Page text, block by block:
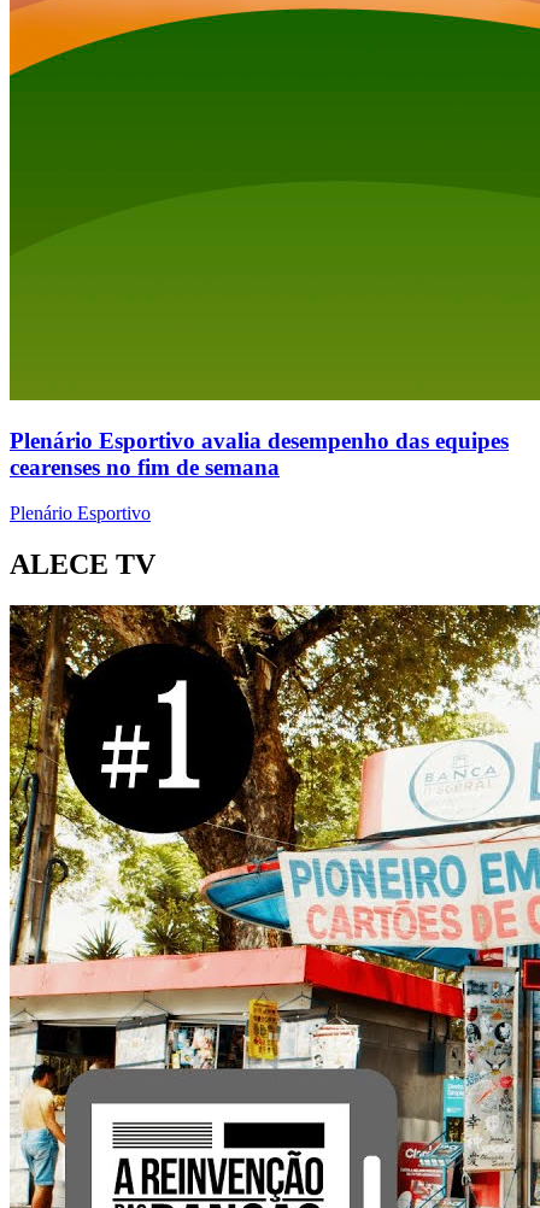
Plenário Esportivo avalia desempenho das equipes
cearenses no fim de semana
Plenário Esportivo
ALECE TV